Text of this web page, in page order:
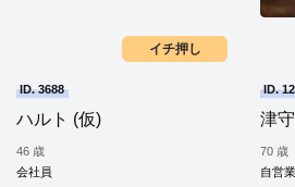
イチ押し
ID. 3688
ハルト (仮)
46 歳
会社員
ID.
津
70 歳
自営業